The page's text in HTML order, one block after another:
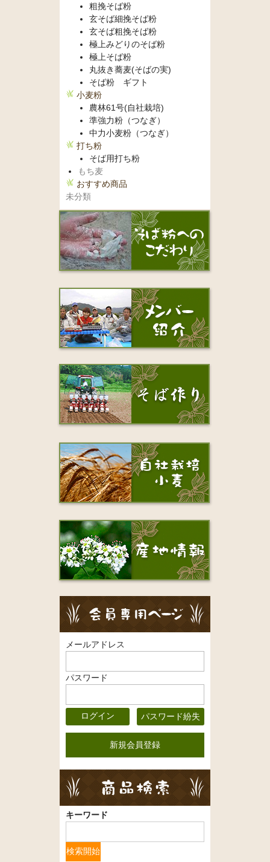
粗挽そば粉
玄そば細挽そば粉
玄そば粗挽そば粉
極上みどりのそば粉
極上そば粉
丸抜き蕎麦(そばの実)
そば粉 ギフト
小麦粉
農林61号(自社栽培)
準強力粉（つなぎ）
中力小麦粉（つなぎ）
打ち粉
そば用打ち粉
もち麦
おすすめ商品
未分類
メールアドレス
パスワード
パスワード紛失
新規会員登録
キーワード